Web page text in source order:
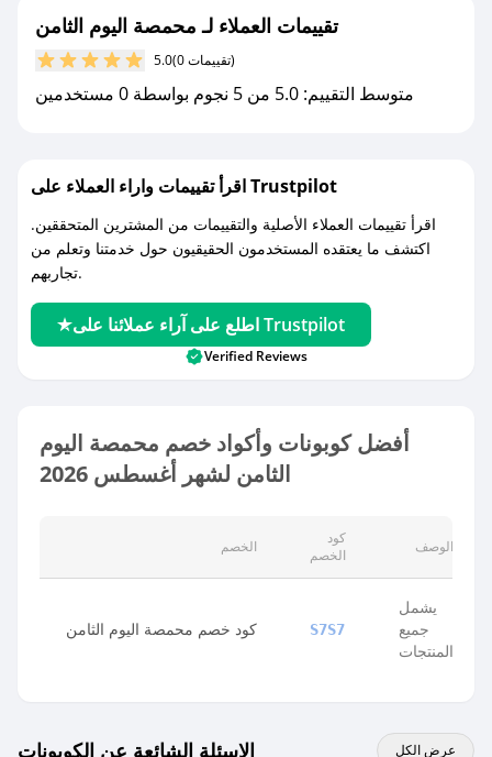
مع صحصح، تسوق بذكاء ووفّر على كل مشترياتك مع
تقييمات العملاء لـ محمصة اليوم الثامن
5.0 (0 تقييمات)
متوسط التقييم: 5.0 من 5 نجوم بواسطة 0 مستخدمين
اقرأ تقييمات واراء العملاء على Trustpilot
اقرأ تقييمات العملاء الأصلية والتقييمات من المشترين المتحققين.
اكتشف ما يعتقده المستخدمون الحقيقيون حول خدمتنا وتعلم من
تجاربهم.
اطلع على آراء عملائنا على Trustpilot
Verified Reviews
أفضل كوبونات وأكواد خصم محمصة اليوم
الثامن لشهر أغسطس 2026
الخصم
كود
الخصم
الوصف
كود خصم محمصة اليوم الثامن S7S7
يشمل
جميع
المنتجات
الاسئلة الشائعة عن الكوبونات عرض الكل